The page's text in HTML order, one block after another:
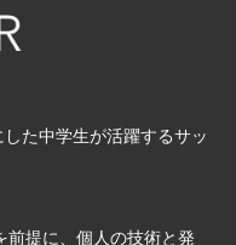
た中学生が活躍するサッ
前提に、個人の技術と発